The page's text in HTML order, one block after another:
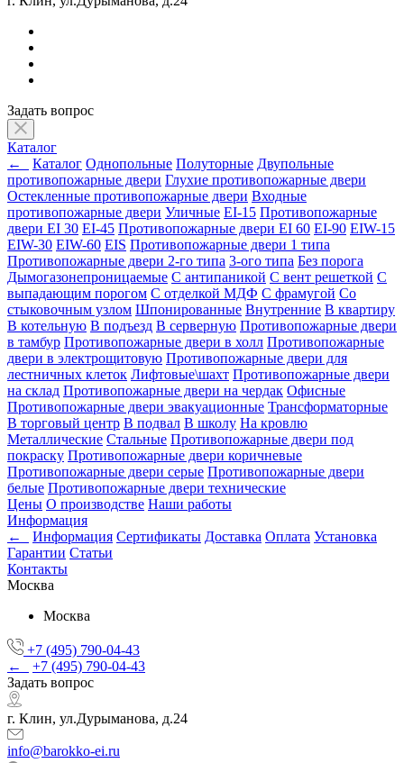
Задать вопрос
Каталог
←
Каталог Однопольные Полуторные Двупольные
противопожарные двери Глухие противопожарные двери
Остекленные противопожарные двери Входные
противопожарные двери Уличные EI-15 Противопожарные
двери EI 30 EI-45 Противопожарные двери EI 60 EI-90 EIW-15
EIW-30 EIW-60 EIS Противопожарные двери 1 типа
Противопожарные двери 2-го типа 3-ого типа Без порога
Дымогазонепроницаемые С антипаникой С вент решеткой С
выпадающим порогом С отделкой МДФ С фрамугой Со
стыковочным узлом Шпонированные Внутренние В квартиру
В котельную В подъезд В серверную Противопожарные двери
в тамбур Противопожарные двери в холл Противопожарные
двери в электрощитовую Противопожарные двери для
лестничных клеток Лифтовые\шахт Противопожарные двери
на склад Противопожарные двери на чердак Офисные
Противопожарные двери эвакуационные Трансформаторные
В торговый центр В подвал В школу На кровлю
Металлические Стальные Противопожарные двери под
покраску Противопожарные двери коричневые
Противопожарные двери серые Противопожарные двери
белые Противопожарные двери технические
Цены О производстве Наши работы
Информация
←
Информация Сертификаты Доставка Оплата Установка
Гарантии Статьи
Контакты
Москва
Москва
+7 (495) 790-04-43
←
+7 (495) 790-04-43
Задать вопрос
г. Клин, ул.Дурыманова, д.24
info@barokko-ei.ru